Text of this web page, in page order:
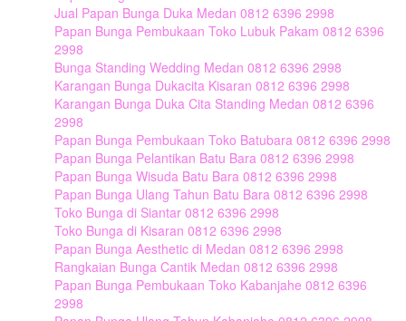
Jual Papan Bunga Duka Medan 0812 6396 2998
Papan Bunga Pembukaan Toko Lubuk Pakam 0812 6396
2998
Bunga Standing Wedding Medan 0812 6396 2998
Karangan Bunga Dukacita Kisaran 0812 6396 2998
Karangan Bunga Duka Cita Standing Medan 0812 6396
2998
Papan Bunga Pembukaan Toko Batubara 0812 6396 2998
Papan Bunga Pelantikan Batu Bara 0812 6396 2998
Papan Bunga Wisuda Batu Bara 0812 6396 2998
Papan Bunga Ulang Tahun Batu Bara 0812 6396 2998
Toko Bunga di Siantar 0812 6396 2998
Toko Bunga di Kisaran 0812 6396 2998
Papan Bunga Aesthetic di Medan 0812 6396 2998
Rangkaian Bunga Cantik Medan 0812 6396 2998
Papan Bunga Pembukaan Toko Kabanjahe 0812 6396
2998